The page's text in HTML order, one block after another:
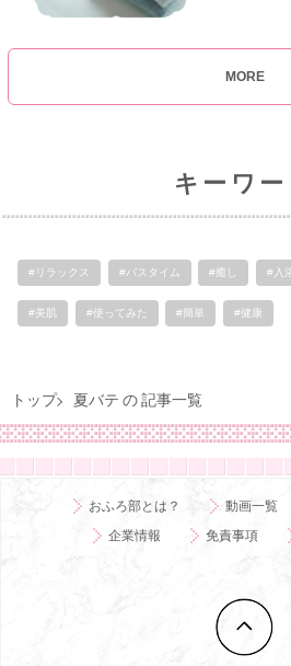
MORE
キーワー
#リラックス #バスタイム #癒し #入
#美肌 #使ってみた #簡単 #健康
トップ 夏バテ の 記事一覧
おふろ部とは？ 動画一覧
企業情報
免責事項